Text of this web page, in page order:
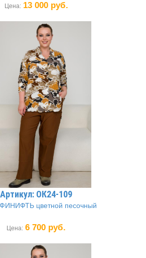
Цена: 13 000 руб.
Артикул: ОК24-109
цветной песочный
Цена: 6 700 руб.